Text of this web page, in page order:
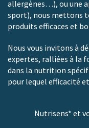
allergènes…), ou une
sport), nous mettons
produits efficaces et
Nous vous invitons à
expertes, ralliées à la
dans la nutrition
pour lequel efficacité
Nutrisens* et